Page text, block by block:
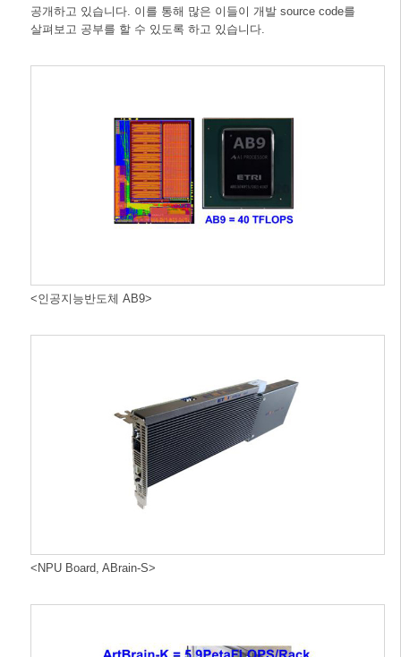
공개하고 있습니다. 이를 통해 많은 이들이 개발 source code를
살펴보고 공부를 할 수 있도록 하고 있습니다.
<인공지능반도체 AB9>
<NPU Board, ABrain-S>